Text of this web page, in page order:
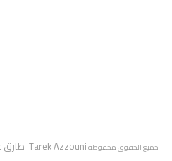
جميع الحقوق محفوظةTarek Azzouni طارق عزوني